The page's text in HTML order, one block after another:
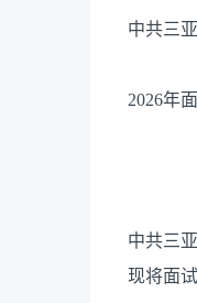
中共三
2026年
中共三
现将面